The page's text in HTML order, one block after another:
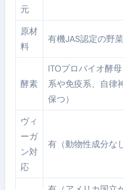
元
原材
料
有機JAS認定の野
酵素
ITOプロバイオ酵
系や免疫系、自律
保つ）
ヴィ
ーガ
ン対
応
有（動物性成分なし